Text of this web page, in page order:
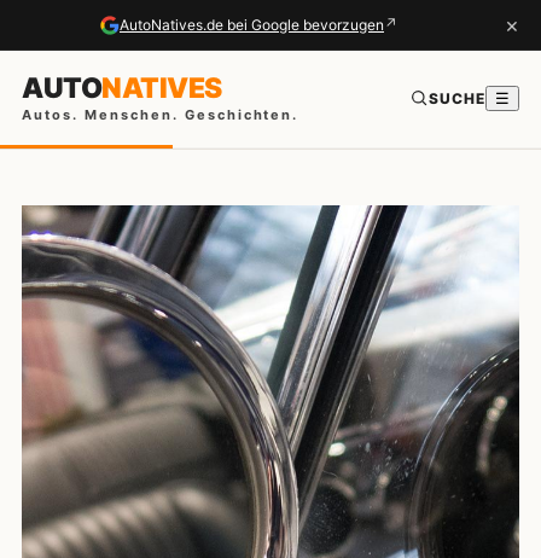
AutoNatives.de bei Google bevorzugen ↗ ×
AUTONATIVES
Autos. Menschen. Geschichten.
SUCHE ☰